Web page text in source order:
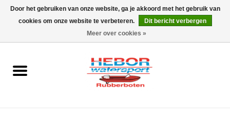
0 Artikelen - €0,00
Outboard
Door het gebruiken van onze website, ga je akkoord met het gebruik van
cookies om onze website te verbeteren.
Dit bericht verbergen
Meer over cookies »